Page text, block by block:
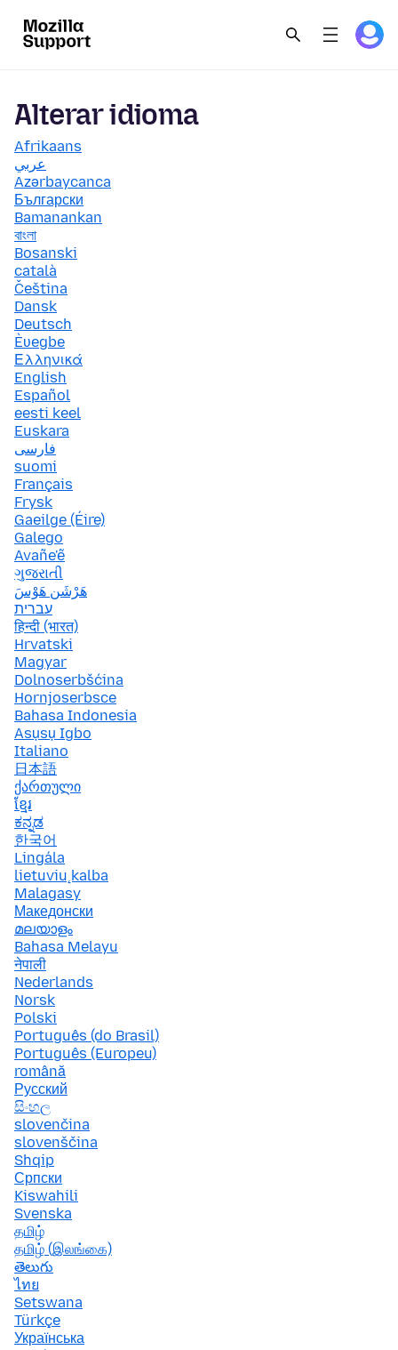
Alterar idioma
Afrikaans
عربي
Azərbaycanca
Български
Bamanankan
বাংলা
Bosanski
català
Čeština
Dansk
Deutsch
Èʋegbe
Ελληνικά
English
Español
eesti keel
Euskara
فارسی
suomi
Français
Frysk
Gaeilge (Éire)
Galego
Avañe'ẽ
ગુજરાતી
هَرْشَن هَوْسَ
עברית
हिन्दी (भारत)
Hrvatski
Magyar
Dolnoserbšćina
Hornjoserbsce
Bahasa Indonesia
Asụsụ Igbo
Italiano
日本語
ქართული
ខ្មែរ
ಕನ್ನಡ
한국어
Lingála
lietuvių kalba
Malagasy
Македонски
മലയാളം
Bahasa Melayu
नेपाली
Nederlands
Norsk
Polski
Português (do Brasil)
Português (Europeu)
română
Русский
සිංහල
slovenčina
slovenščina
Shqip
Српски
Kiswahili
Svenska
தமிழ்
தமிழ் (இலங்கை)
తెలుగు
ไทย
Setswana
Türkçe
Українська